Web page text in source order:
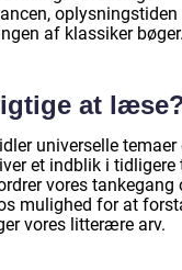
oplysningstiden
af klassiker
at
universelle temaer
et indblik i tidligere
vores tankegang
mulighed for at
vores litterære arv.